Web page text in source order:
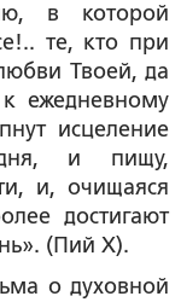
в которой
те, кто при
Твоей, да
ежедневному
исцеление
и пищу,
и, очищаяся
достигают
(Пий Х).
о духовной